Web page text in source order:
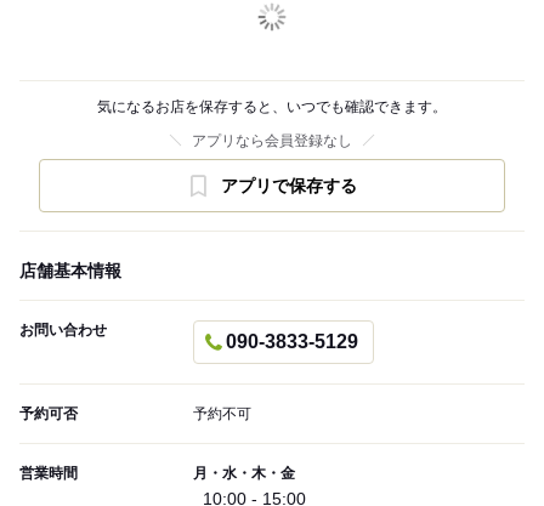
気になるお店を保存すると、いつでも確認できます。
アプリなら会員登録なし
アプリで保存する
店舗基本情報
お問い合わせ
090-3833-5129
予約可否 予約不可
営業時間 月・水・木・金
10:00 - 15:00